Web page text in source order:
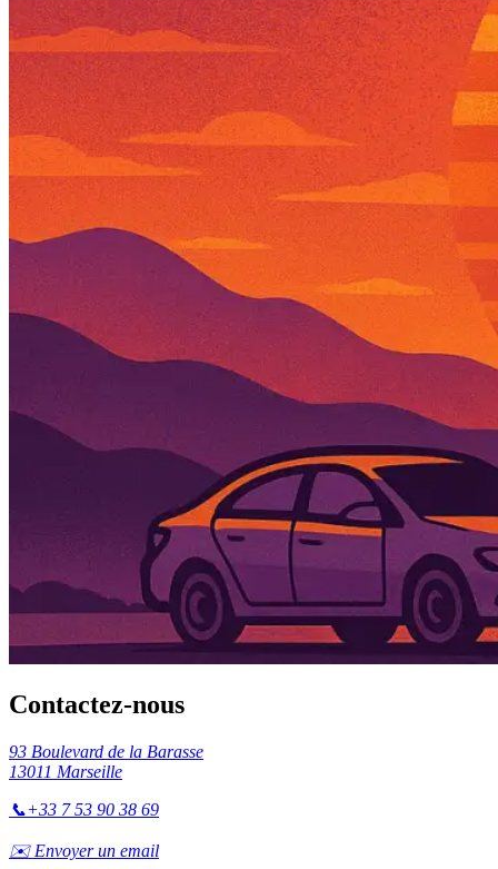
Contactez-nous
93 Boulevard de la Barasse
13011 Marseille
📞+33 7 53 90 38 69
✉️ Envoyer un email